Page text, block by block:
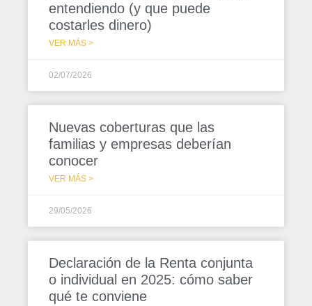
entendiendo (y que puede
costarles dinero)
VER MÁS >
02/07/2026
Nuevas coberturas que las
familias y empresas deberían
conocer
VER MÁS >
29/05/2026
Declaración de la Renta conjunta
o individual en 2025: cómo saber
qué te conviene